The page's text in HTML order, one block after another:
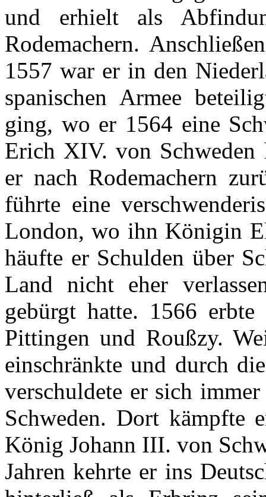
und erhielt als
Rodemachern.
1557 war erin den
spanischen Armee
ging, wo er 1564 eine
Erich XIV. von Schweden
er nach Rodemachern
führte eine
London,wo ihn Königin
häufte er Schulden über
Landnicht eher
gebürgt hatte. 1566 erbte
Pittingen und Roußzy.
einschränkte und durch
verschuldete er sich immer
Schweden. Dort kämpfte
König Johann III. von
Jahren kehrte er ins